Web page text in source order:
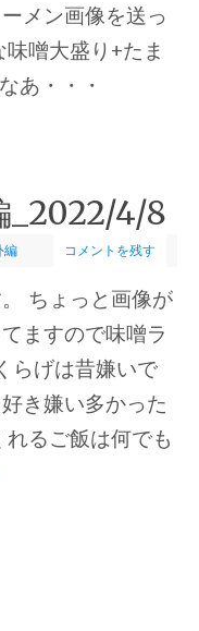
メン画像を送っ
噌大盛り+たま
あ・・・
_2022/4/8
編 コメントを残す
ちょっと画像が
ますので味噌ラ
げは昔嫌いで
き嫌い多かった
るご飯は何でも